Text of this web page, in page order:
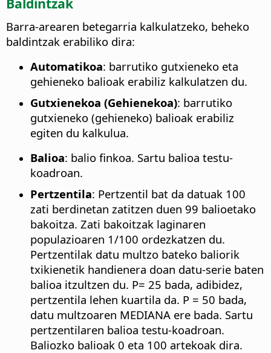
Barra-arearen betegarria kalkulatzeko, beheko
baldintzak erabiliko dira:
Automatikoa: barrutiko gutxieneko eta
gehieneko balioak erabiliz kalkulatzen du.
Gutxienekoa (Gehienekoa): barrutiko
gutxieneko (gehieneko) balioak erabiliz
egiten du kalkulua.
Balioa: balio finkoa. Sartu balioa testu-
koadroan.
Pertzentila: Pertzentil bat da datuak 100
zati berdinetan zatitzen duen 99 balioetako
bakoitza. Zati bakoitzak laginaren
populazioaren 1/100 ordezkatzen du.
Pertzentilak datu multzo bateko baliorik
txikienetik handienera doan datu-serie baten
balioa itzultzen du. P= 25 bada, adibidez,
pertzentila lehen kuartila da. P = 50 bada,
datu multzoaren MEDIANA ere bada. Sartu
pertzentilaren balioa testu-koadroan.
Baliozko balioak 0 eta 100 artekoak dira.